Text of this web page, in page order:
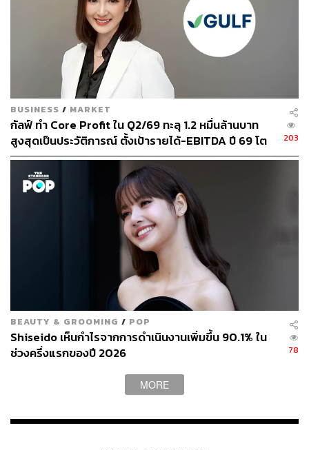
BUSINESS / MARKET
กัลฟ์ ทำ Core Profit ใน Q2/69 ทะลุ 1.2 หมื่นล้านบาท
สูงสุดเป็นประวัติการณ์ ตั้งเป้ารายได้-EBITDA ปี 69 โต
12-15% พร้อมเข้าร่วม Direct PPA-โซลาร์ฟาร์มชุมชน
203
BEAUTY & GROOMING / POP
Shiseido เห็นกำไรจากการดำเนินงานเพิ่มขึ้น 90.1% ใน
ช่วงครึ่งแรกของปี 2026
78
MORE